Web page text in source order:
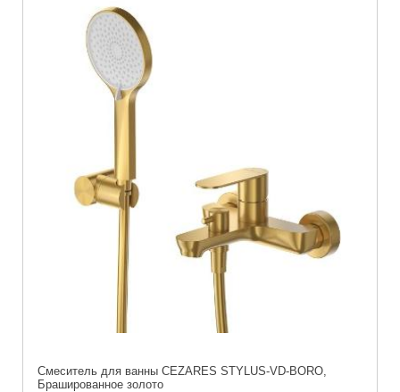
Смеситель для ванны CEZARES STYLUS-VD-BORO,
Брашированное золото